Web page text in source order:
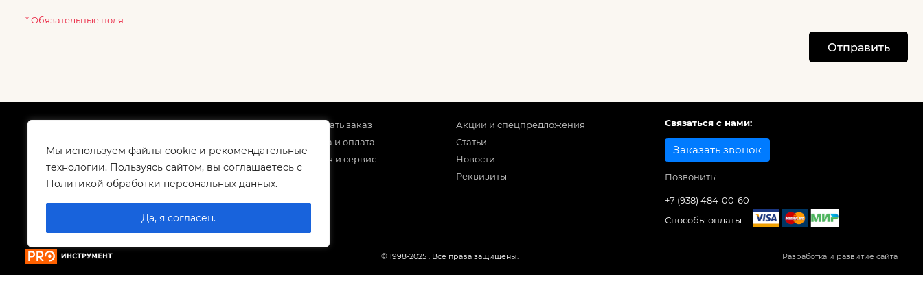
Мы используем файлы cookie и рекомендательные
технологии. Пользуясь сайтом, вы соглашаетесь с
Политикой обработки персональных данных.
Да, я согласен.
* Обязательные поля
Отправить
Корпоративным клиентам
Контакты
Как сделать заказ
Доставка и оплата
Гарантия и сервис
Акции и спецпредложения
Статьи
Новости
Реквизиты
Связаться с нами:
Заказать звонок
Позвонить:
+7 (938) 484-00-60
Способы оплаты:
© 1998-2025 . Все права защищены. Разработка и развитие сайта